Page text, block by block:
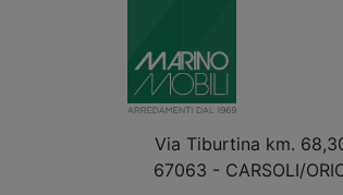
Via Tiburtina km.
67063 - CARSOLI/